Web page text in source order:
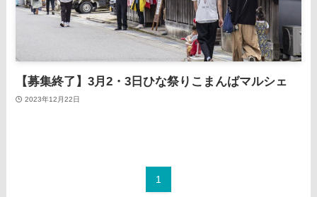
【募集終了】3月2・3日ひな祭りこまんばマルシェ
2023年12月22日
1